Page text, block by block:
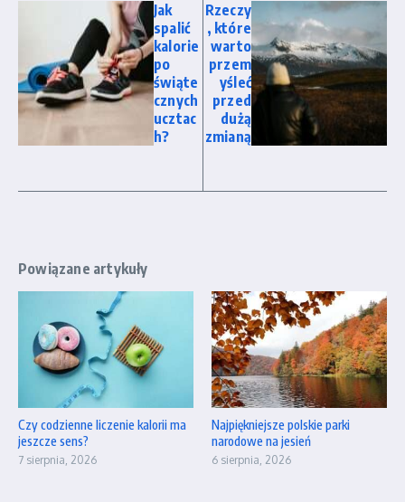
Jak
spalić
kalorie
po
świąte
cznych
ucztac
h?
Rzeczy
, które
warto
przem
yśleć
przed
dużą
zmianą
Powiązane artykuły
Czy codzienne liczenie kalorii ma
jeszcze sens?
7 sierpnia, 2026
Najpiękniejsze polskie parki
narodowe na jesień
6 sierpnia, 2026